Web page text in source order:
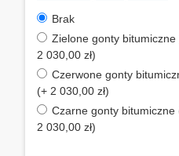
Brak
Zielone gonty bitumiczne
2 030,00 zł)
Czerwone gonty
(+ 2 030,00 zł)
Czarne gonty bitumiczne
2 030,00 zł)